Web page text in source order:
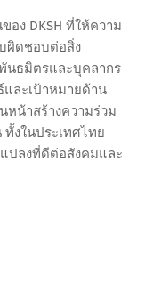
อง DKSH ที่ให้ความ
ผิดชอบต่อสิ่ง
นธมิตรและบุคลากร
ละเป้าหมายด้าน
หน้าสร้างความร่วม
งในประเทศไทย
ปลงที่ดีต่อสังคมและ